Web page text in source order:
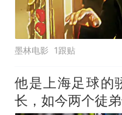
墨林电影 1跟贴
他是上海足球的
长，如今两个徒